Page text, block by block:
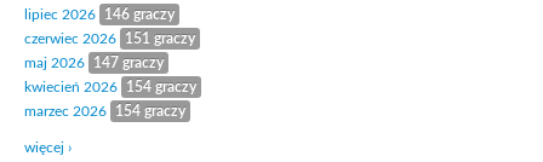
lipiec 2026
146 graczy
czerwiec 2026
151 graczy
maj 2026
147 graczy
kwiecień 2026
154 graczy
marzec 2026
154 graczy
więcej ›